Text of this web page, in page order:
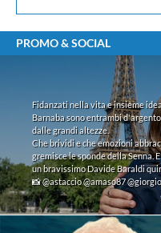
PROMO & SOCIAL
Fidanzati nella vita e insieme
Barnaba sono entrambi
dalle grandi altezze.
Che brividi e che emozioni
gremisce le sponde della Senna.
un bravissimo Davide Baraldi
📸 @astaccio @amaso87